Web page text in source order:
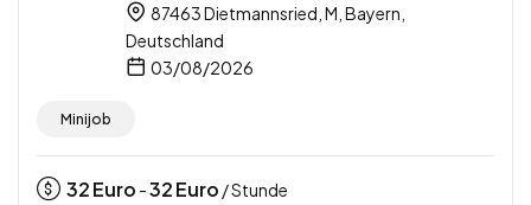
87463 Dietmannsried, M, Bayern,
Deutschland
03/08/2026
Minijob
32Euro -32Euro / Stunde